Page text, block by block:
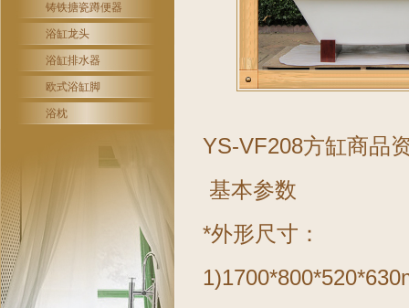
铸铁搪瓷蹲便器
浴缸龙头
浴缸排水器
欧式浴缸脚
浴枕
YS-VF208方缸商品
基本参数
*外形尺寸：